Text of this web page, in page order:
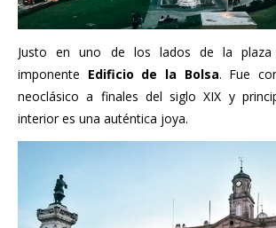
Justo en uno de los lados de la plaza
imponente Edificio de la Bolsa. Fue
neoclásico a finales del siglo XIX y
interior es una auténtica joya.